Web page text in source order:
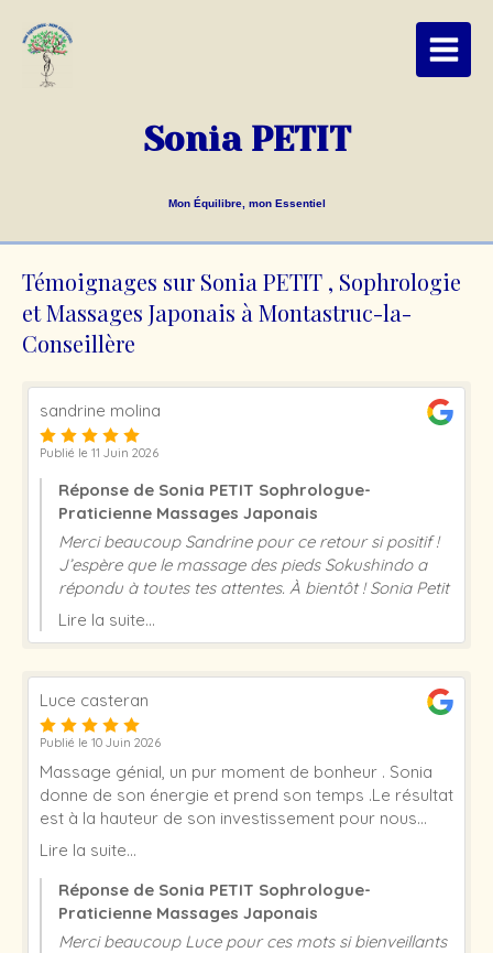
Sonia PETIT
Mon Équilibre, mon Essentiel
Témoignages sur Sonia PETIT , Sophrologie
et Massages Japonais à Montastruc-la-
Conseillère
sandrine molina
Publié le 11 Juin 2026
Réponse de Sonia PETIT Sophrologue-
Praticienne Massages Japonais
Merci beaucoup Sandrine pour ce retour si positif !
J’espère que le massage des pieds Sokushindo a
répondu à toutes tes attentes. À bientôt ! Sonia Petit
Lire la suite...
Luce casteran
Publié le 10 Juin 2026
Massage génial, un pur moment de bonheur . Sonia
donne de son énergie et prend son temps .Le résultat
est à la hauteur de son investissement pour nous
chouchouter. A refaire !!!!
Lire la suite...
Réponse de Sonia PETIT Sophrologue-
Praticienne Massages Japonais
Merci beaucoup Luce pour ces mots si bienveillants